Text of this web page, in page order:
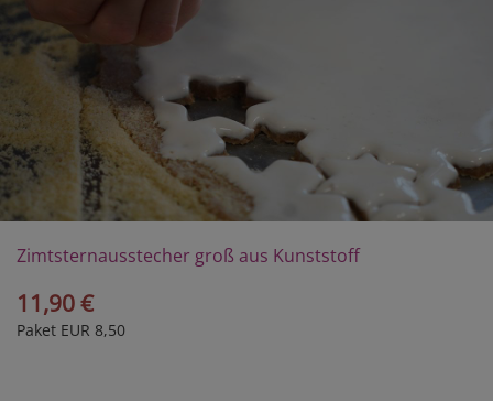
Zimtsternausstecher groß aus Kunststoff
11,90 €
Paket EUR 8,50